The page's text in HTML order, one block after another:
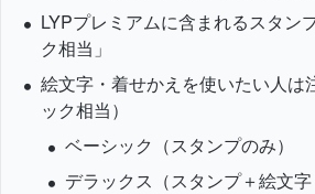
LYPプレミアムに含まれるスタン
ク相当」
絵文字・着せかえを使いたい人は
ック相当）
ベーシック（スタンプのみ）
デラックス（スタンプ＋絵文字